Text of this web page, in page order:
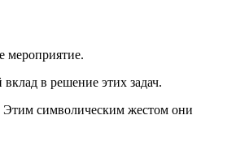
мероприятие.
в решение этих задач.
Этим символическим жестом они